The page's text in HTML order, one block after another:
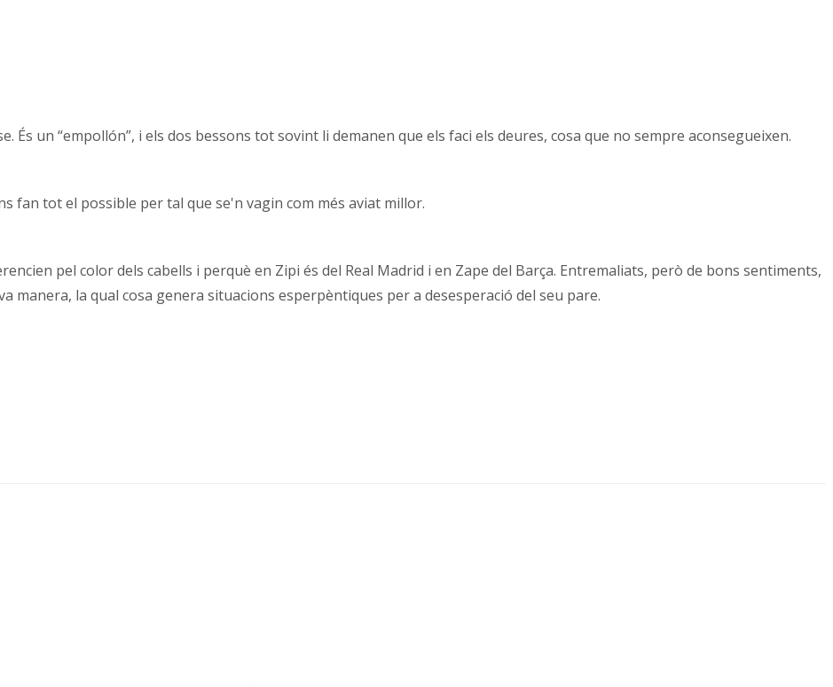
un “empollón”, i els dos bessons tot sovint li demanen que els faci els deures, cosa que no sempre aconsegueixen.
fan tot el possible per tal que se'n vagin com més aviat millor.
pel color dels cabells i perquè en Zipi és del Real Madrid i en Zape del Barça. Entremaliats, però de bons sentiments,
manera, la qual cosa genera situacions esperpèntiques per a desesperació del seu pare.